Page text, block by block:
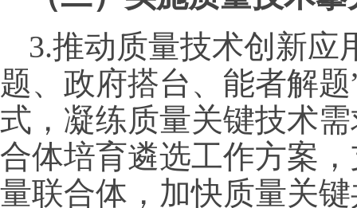
3.推动质量技术创新应
题、政府搭台、能者解
式，凝练质量关键技术
合体培育遴选工作方案
量联合体，加快质量关